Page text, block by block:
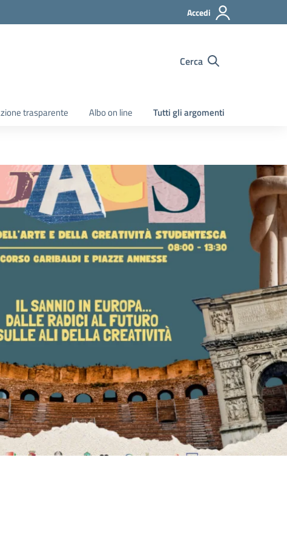
Accedi
Cerca
trasparente Albo on line Tutti gli argomenti